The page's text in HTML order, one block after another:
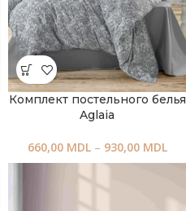
Комплект постельного белья
Aglaia
660,00 MDL – 930,00 MDL